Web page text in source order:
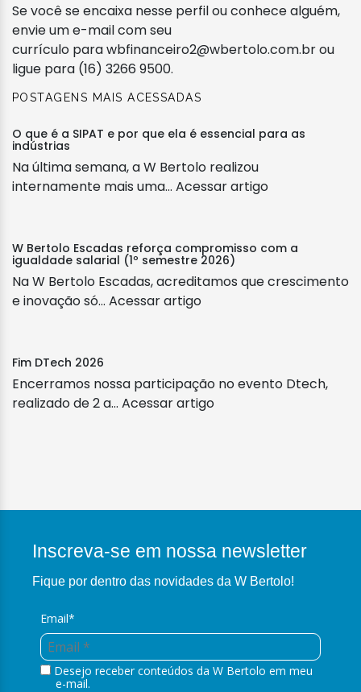
Se você se encaixa nesse perfil ou conhece alguém,
envie um e-mail com seu
currículo parawbfinanceiro2@wbertolo.com.brou
ligue para (16) 3266 9500.
POSTAGENS MAIS ACESSADAS
O que é a SIPAT e por que ela é essencial para as
indústrias
Na última semana, a W Bertolo realizou
internamente mais uma... Acessar artigo
W Bertolo Escadas reforça compromisso com a
igualdade salarial (1º semestre 2026)
Na W Bertolo Escadas, acreditamos que crescimento
e inovação só... Acessar artigo
Fim DTech 2026
Encerramos nossa participação no evento Dtech,
realizado de 2 a... Acessar artigo
Inscreva-se em nossa newsletter
Fique por dentro das novidades da W Bertolo!
Email*
Desejo receber conteúdos da W Bertolo em meu
e-mail.